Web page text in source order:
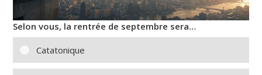
Selon vous, la rentrée de septembre sera…
Catatonique